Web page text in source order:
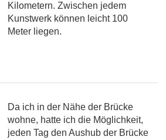
Kilometern. Zwischen jedem
Kunstwerk können leicht 100
Meter liegen.
Da ich in der Nähe der Brücke
wohne, hatte ich die Möglichkeit,
jeden Tag den Aushub der Brücke